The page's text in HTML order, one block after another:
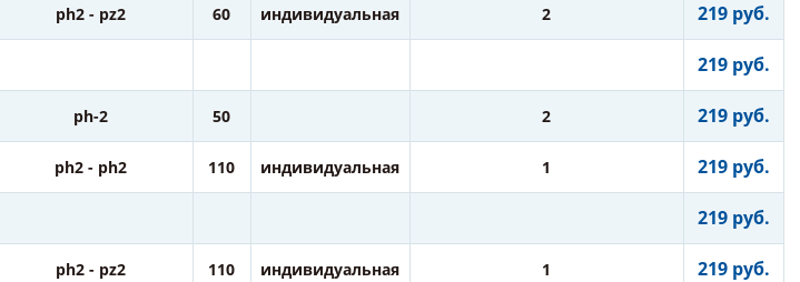
ph2 - pz2 60 индивидуальная 2 219 руб.
219 руб.
ph-2 50 2 219 руб.
ph2 - ph2 110 индивидуальная 1 219 руб.
219 руб.
ph2 - pz2 110 индивидуальная 1 219 руб.